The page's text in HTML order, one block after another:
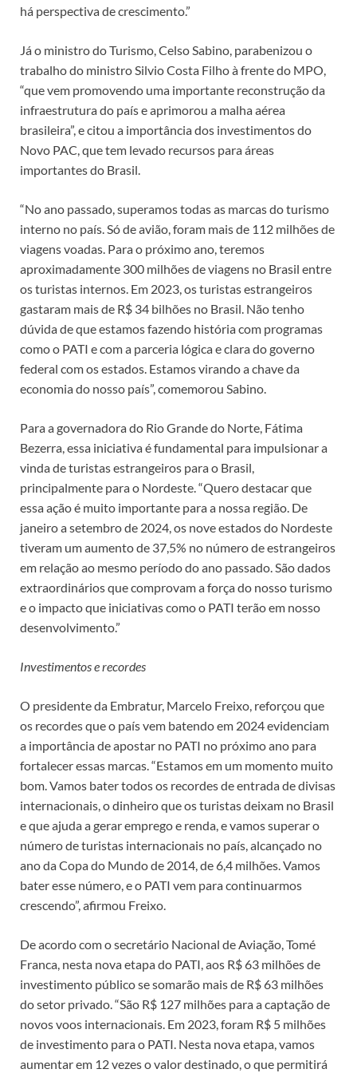
há perspectiva de crescimento.”
Já o ministro do Turismo, Celso Sabino, parabenizou o
trabalho do ministro Silvio Costa Filho à frente do MPO,
“que vem promovendo uma importante reconstrução da
infraestrutura do país e aprimorou a malha aérea
brasileira”, e citou a importância dos investimentos do
Novo PAC, que tem levado recursos para áreas
importantes do Brasil.
“No ano passado, superamos todas as marcas do turismo
interno no país. Só de avião, foram mais de 112 milhões de
viagens voadas. Para o próximo ano, teremos
aproximadamente 300 milhões de viagens no Brasil entre
os turistas internos. Em 2023, os turistas estrangeiros
gastaram mais de R$ 34 bilhões no Brasil. Não tenho
dúvida de que estamos fazendo história com programas
como o PATI e com a parceria lógica e clara do governo
federal com os estados. Estamos virando a chave da
economia do nosso país”, comemorou Sabino.
Para a governadora do Rio Grande do Norte, Fátima
Bezerra, essa iniciativa é fundamental para impulsionar a
vinda de turistas estrangeiros para o Brasil,
principalmente para o Nordeste. “Quero destacar que
essa ação é muito importante para a nossa região. De
janeiro a setembro de 2024, os nove estados do Nordeste
tiveram um aumento de 37,5% no número de estrangeiros
em relação ao mesmo período do ano passado. São dados
extraordinários que comprovam a força do nosso turismo
e o impacto que iniciativas como o PATI terão em nosso
desenvolvimento.”
Investimentos e recordes
O presidente da Embratur, Marcelo Freixo, reforçou que
os recordes que o país vem batendo em 2024 evidenciam
a importância de apostar no PATI no próximo ano para
fortalecer essas marcas. “Estamos em um momento muito
bom. Vamos bater todos os recordes de entrada de divisas
internacionais, o dinheiro que os turistas deixam no Brasil
e que ajuda a gerar emprego e renda, e vamos superar o
número de turistas internacionais no país, alcançado no
ano da Copa do Mundo de 2014, de 6,4 milhões. Vamos
bater esse número, e o PATI vem para continuarmos
crescendo”, afirmou Freixo.
De acordo com o secretário Nacional de Aviação, Tomé
Franca, nesta nova etapa do PATI, aos R$ 63 milhões de
investimento público se somarão mais de R$ 63 milhões
do setor privado. “São R$ 127 milhões para a captação de
novos voos internacionais. Em 2023, foram R$ 5 milhões
de investimento para o PATI. Nesta nova etapa, vamos
aumentar em 12 vezes o valor destinado, o que permitirá